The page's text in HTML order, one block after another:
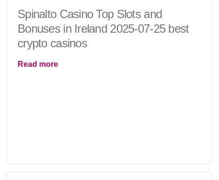
Spinalto Casino Top Slots and
Bonuses in Ireland 2025-07-25 best
crypto casinos
Read more